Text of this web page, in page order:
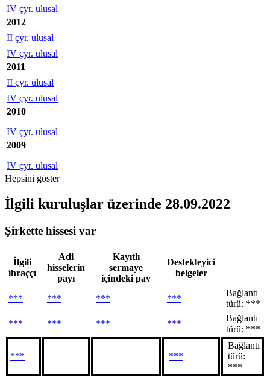
IV çyr. ulusal
2012
II çyr. ulusal
IV çyr. ulusal
2011
II çyr. ulusal
IV çyr. ulusal
2010
IV çyr. ulusal
2009
IV çyr. ulusal
Hepsini göster
İlgili kuruluşlar üzerinde 28.09.2022
Şirkette hissesi var
İlgili
ihraççı
Adi
hisselerin
payı
Kayıtlı
sermaye
içindeki pay
Destekleyici
belgeler
*** *** *** ***
Bağlantı
türü: ***
***
*** *** ***
Bağlantı
türü: ***
*** ***
Bağlantı
türü:
***